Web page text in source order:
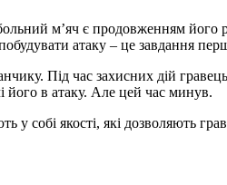
м’яч є продовженням його
атаку – це завдання
Під час захисних дій
його в атаку. Але цей час минув.
у собі якості, які дозволяють